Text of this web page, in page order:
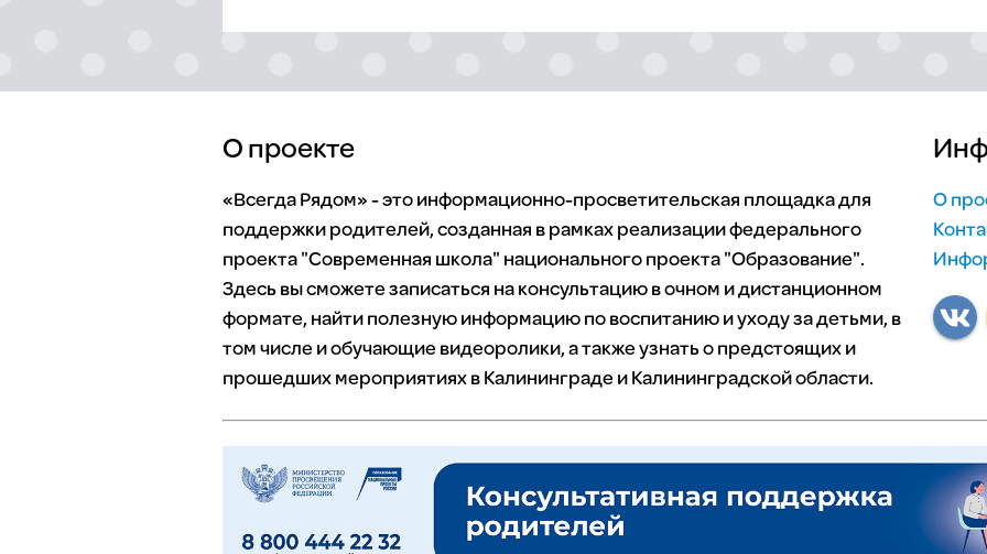
О проекте
«Всегда Рядом» - это информационно-просветительская площадка для
поддержки родителей, созданная в рамках реализации федерального
проекта "Современная школа" национального проекта "Образование".
Здесь вы сможете записаться на консультацию в очном и дистанционном
формате, найти полезную информацию по воспитанию и уходу за детьми, в
том числе и обучающие видеоролики, а также узнать о предстоящих и
прошедших мероприятиях в Калининграде и Калининградской области.
О